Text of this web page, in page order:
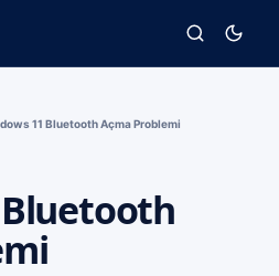
11 Bluetooth Açma Problemi